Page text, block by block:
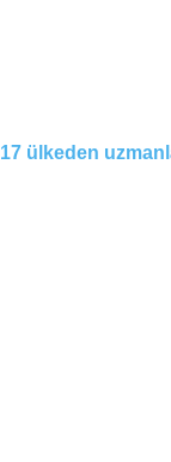
17 ülkeden